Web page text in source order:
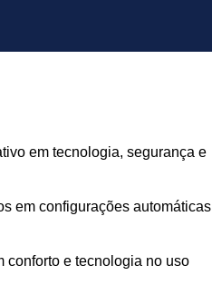
em tecnologia, segurança e
em configurações automáticas
conforto e tecnologia no uso